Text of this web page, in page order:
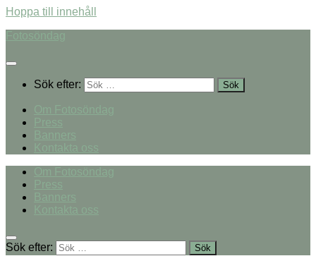
Hoppa till innehåll
Fotosöndag
Sök efter:
Om Fotosöndag
Press
Banners
Kontakta oss
Om Fotosöndag
Press
Banners
Kontakta oss
Sök efter: